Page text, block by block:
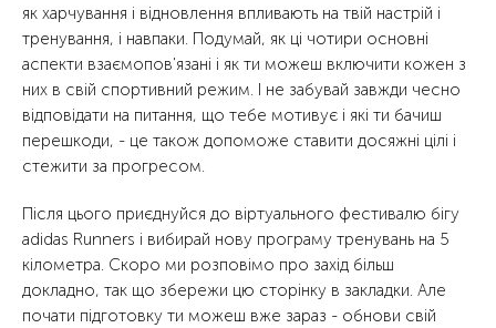
як харчування і відновлення впливають на твій настрій і
тренування, і навпаки. Подумай, як ці чотири основні
аспекти взаємопов'язані і як ти можеш включити кожен з
них в свій спортивний режим. І не забувай завжди чесно
відповідати на питання, що тебе мотивує і які ти бачиш
перешкоди, - це також допоможе ставити досяжні цілі і
стежити за прогресом.
Після цього приєднуйся до віртуального фестивалю бігу
adidas Runners і вибирай нову програму тренувань на 5
кілометра. Скоро ми розповімо про захід більш
докладно, так що збережи цю сторінку в закладки. Але
почати підготовку ти можеш вже зараз - обнови свій